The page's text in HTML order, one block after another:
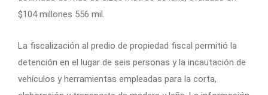
$104 millones 556 mil.
La fiscalización al predio de propiedad fiscal permitió la
detención en el lugar de seis personas y la incautación de
vehículos y herramientas empleadas para la corta,